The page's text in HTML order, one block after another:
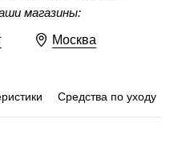
магазины:
Москва
Средства по уходу